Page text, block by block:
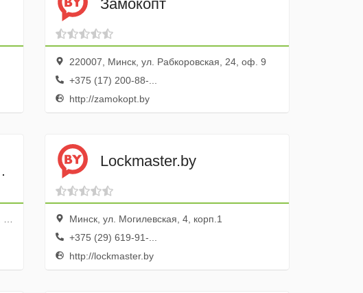
Замокопт
220007, Минск, ул. Рабкоровская, 24, оф. 9
+375 (17) 200-88-...
http://zamokopt.by
Lockmaster.by
Минск, ул. Могилевская, 4, корп.1
+375 (29) 619-91-...
http://lockmaster.by